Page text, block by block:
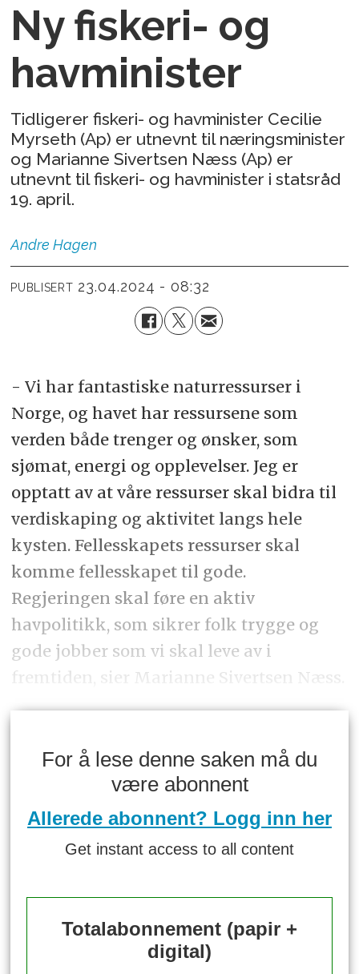
Ny fiskeri- og
havminister
Tidligerer fiskeri- og havminister Cecilie
Myrseth (Ap) er utnevnt til næringsminister
og Marianne Sivertsen Næss (Ap) er
utnevnt til fiskeri- og havminister i statsråd
19. april.
Andre Hagen
PUBLISERT 23.04.2024 - 08:32
- Vi har fantastiske naturressurser i
Norge, og havet har ressursene som
verden både trenger og ønsker, som
sjømat, energi og opplevelser. Jeg er
opptatt av at våre ressurser skal bidra til
verdiskaping og aktivitet langs hele
kysten. Fellesskapets ressurser skal
komme fellesskapet til gode.
Regjeringen skal føre en aktiv
havpolitikk, som sikrer folk trygge og
gode jobber som vi skal leve av i
fremtiden, sier Marianne Sivertsen Næss.
For å lese denne saken må du
være abonnent
Allerede abonnent? Logg inn her
Get instant access to all content
Totalabonnement (papir +
digital)